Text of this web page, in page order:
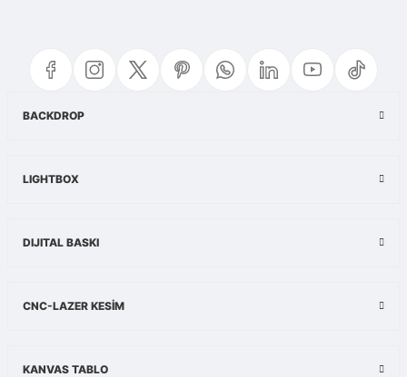
Görüş ve önerileriniz için teşekkür ederiz.
Ürün resmi kalitesiz, bozuk veya görüntülenemiyor.
BACKDROP
LIGHTBOX
DIJITAL BASKI
CNC-LAZER KESİM
KANVAS TABLO